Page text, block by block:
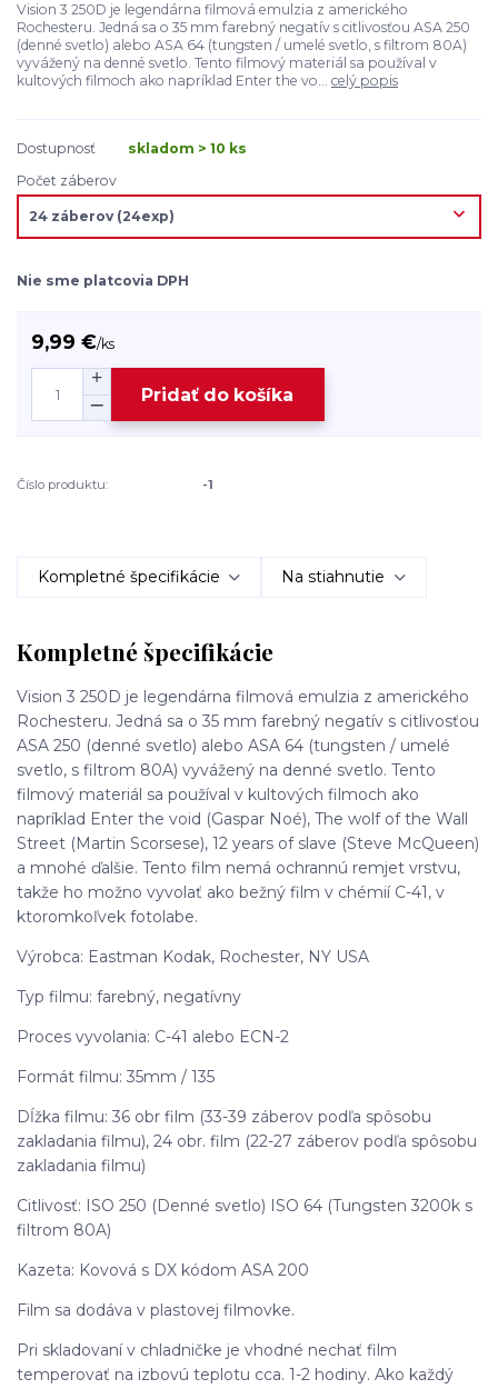
Vision 3 250D je legendárna filmová emulzia z amerického
Rochesteru. Jedná sa o 35 mm farebný negatív s citlivosťou ASA 250
(denné svetlo) alebo ASA 64 (tungsten / umelé svetlo, s filtrom 80A)
vyvážený na denné svetlo. Tento filmový materiál sa používal v
kultových filmoch ako napríklad Enter the vo... celý popis
Dostupnosť
skladom > 10 ks
Počet záberov
Nie sme platcovia DPH
9,99 €/ks
Pridať do košíka
Číslo produktu: -1
Kompletné špecifikácie Na stiahnutie
Kompletné špecifikácie
Vision 3 250D je legendárna filmová emulzia z amerického
Rochesteru. Jedná sa o 35 mm farebný negatív s citlivosťou
ASA 250 (denné svetlo) alebo ASA 64 (tungsten / umelé
svetlo, s filtrom 80A) vyvážený na denné svetlo. Tento
filmový materiál sa používal v kultových filmoch ako
napríklad Enter the void (Gaspar Noé), The wolf of the Wall
Street (Martin Scorsese), 12 years of slave (Steve McQueen)
a mnohé ďalšie. Tento film nemá ochrannú remjet vrstvu,
takže ho možno vyvolať ako bežný film v chémií C-41, v
ktoromkoľvek fotolabe.
Výrobca: Eastman Kodak, Rochester, NY USA
Typ filmu: farebný, negatívny
Proces vyvolania: C-41 alebo ECN-2
Formát filmu: 35mm / 135
Dĺžka filmu: 36 obr film (33-39 záberov podľa spôsobu
zakladania filmu), 24 obr. film (22-27 záberov podľa spôsobu
zakladania filmu)
Citlivosť: ISO 250 (Denné svetlo) ISO 64 (Tungsten 3200k s
filtrom 80A)
Kazeta: Kovová s DX kódom ASA 200
Film sa dodáva v plastovej filmovke.
Pri skladovaní v chladničke je vhodné nechať film
temperovať na izbovú teplotu cca. 1-2 hodiny. Ako každý